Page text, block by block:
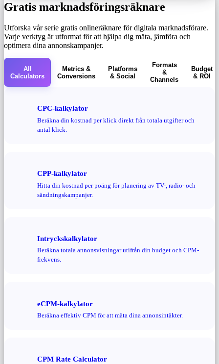
Gratis marknadsföringsräknare
Utforska vår serie gratis onlineräknare för digitala marknadsförare.
Varje verktyg är utformat för att hjälpa dig mäta, jämföra och
optimera dina annonskampanjer.
All
Calculators
Metrics &
Conversions
Platforms
& Social
Formats
&
Channels
Budget
& ROI
CPC-kalkylator
Beräkna din kostnad per klick direkt från totala utgifter och
antal klick.
CPP-kalkylator
Hitta din kostnad per poäng för planering av TV-, radio- och
sändningskampanjer.
Intryckskalkylator
Beräkna totala annonsvisningar utifrån din budget och CPM-
frekvens.
eCPM-kalkylator
Beräkna effektiv CPM för att mäta dina annonsintäkter.
CPM Rate Calculator